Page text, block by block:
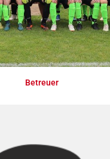
Betreuer